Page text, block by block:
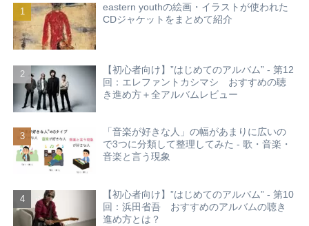
eastern youthの絵画・イラストが使われた
CDジャケットをまとめて紹介
【初心者向け】”はじめてのアルバム” - 第12
回：エレファントカシマシ おすすめの聴
き進め方＋全アルバムレビュー
「音楽が好きな人」の幅があまりに広いの
で3つに分類して整理してみた - 歌・音楽・
音楽と言う現象
【初心者向け】”はじめてのアルバム” - 第10
回：浜田省吾 おすすめのアルバムの聴き
進め方とは？